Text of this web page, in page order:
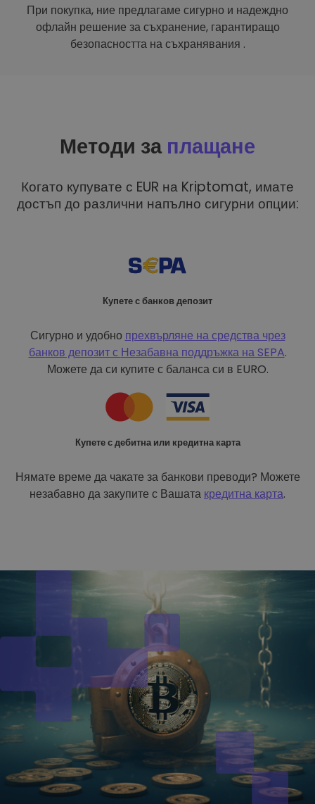
При покупка, ние предлагаме сигурно и надеждно
офлайн решение за съхранение, гарантиращо
безопасността на съхранявания .
Методи за плащане
Когато купувате с EUR на Kriptomat, имате
достъп до различни напълно сигурни опции:
Купете с банков депозит
Сигурно и удобно прехвърляне на средства чрез
банков депозит с Незабавна поддръжка на SEPA.
Можете да си купите с баланса си в EURO.
Купете с дебитна или кредитна карта
Нямате време да чакате за банкови преводи? Можете
незабавно да закупите с Вашата кредитна карта.